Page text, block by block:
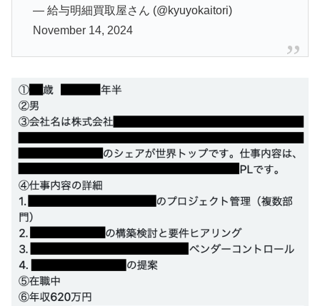
— 給与明細買取屋さん (@kyuyokaitori)
November 14, 2024